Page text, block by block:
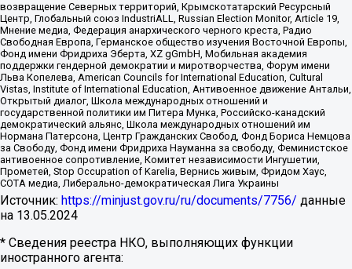
возвращение Северных территорий, Крымскотатарский Ресурсный
Центр, Глобальный союз IndustriALL, Russian Election Monitor, Article 19,
Мнение медиа, Федерация анархического черного креста, Радио
Свободная Европа, Германское общество изучения Восточной Европы,
Фонд имени Фридриха Эберта, XZ gGmbH, Мобильная академия
поддержки гендерной демократии и миротворчества, Форум имени
Льва Копелева, American Councils for International Education, Cultural
Vistas, Institute of International Education, Антивоенное движение Антальи,
Открытый диалог, Школа международных отношений и
государственной политики им Питера Мунка, Российско-канадский
демократический альянс, Школа международных отношений им
Нормана Патерсона, Центр Гражданских Свобод, Фонд Бориса Немцова
за Свободу, Фонд имени Фридриха Науманна за свободу, Феминистское
антивоенное сопротивление, Комитет независимости Ингушетии,
Прометей, Stop Occupation of Karelia, Вернись живым, Фридом Хаус,
СОТА медиа, Либерально-демократическая Лига Украины
Источник: https://minjust.gov.ru/ru/documents/7756/ данные
на 13.05.2024
* Сведения реестра НКО, выполняющих функции
иностранного агента: